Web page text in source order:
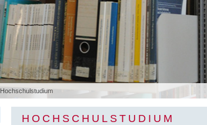
Hochschulstudium
HOCHSCHULSTUDIUM